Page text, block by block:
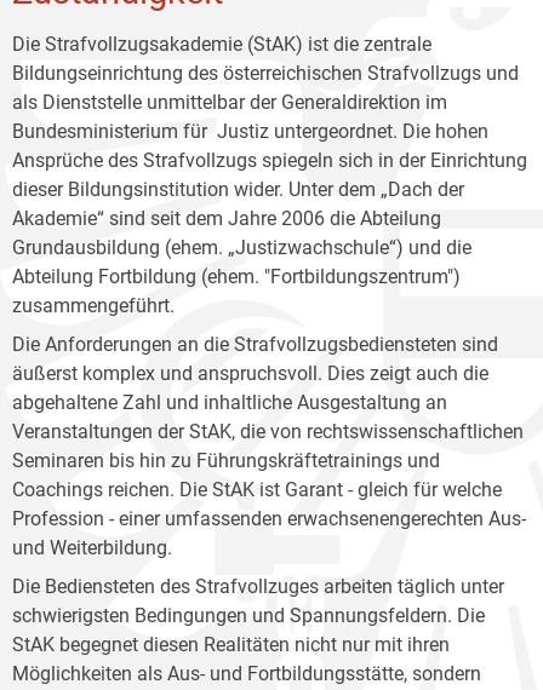
Die Strafvollzugsakademie (StAK) ist die zentrale
Bildungseinrichtung des österreichischen Strafvollzugs und
als Dienststelle unmittelbar der Generaldirektion im
Bundesministerium für Justiz untergeordnet. Die hohen
Ansprüche des Strafvollzugs spiegeln sich in der Einrichtung
dieser Bildungsinstitution wider. Unter dem „Dach der
Akademie“ sind seit dem Jahre 2006 die Abteilung
Grundausbildung (ehem. „Justizwachschule“) und die
Abteilung Fortbildung (ehem. "Fortbildungszentrum")
zusammengeführt.
Die Anforderungen an die Strafvollzugsbediensteten sind
äußerst komplex und anspruchsvoll. Dies zeigt auch die
abgehaltene Zahl und inhaltliche Ausgestaltung an
Veranstaltungen der StAK, die von rechtswissenschaftlichen
Seminaren bis hin zu Führungskräftetrainings und
Coachings reichen. Die StAK ist Garant - gleich für welche
Profession - einer umfassenden erwachsenengerechten Aus-
und Weiterbildung.
Die Bediensteten des Strafvollzuges arbeiten täglich unter
schwierigsten Bedingungen und Spannungsfeldern. Die
StAK begegnet diesen Realitäten nicht nur mit ihren
Möglichkeiten als Aus- und Fortbildungsstätte, sondern